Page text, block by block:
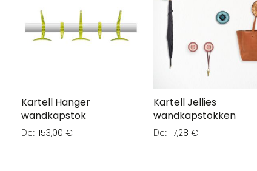
Kartell Hanger
wandkapstok
De 153,00 €
Kartell Jellies
wandkapstokken
De 17,28 €